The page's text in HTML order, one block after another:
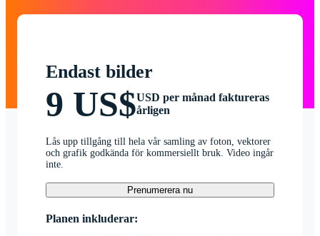
Endast bilder
9 US$USD per månad faktureras
årligen
Lås upp tillgång till hela vår samling av foton, vektorer
och grafik godkända för kommersiellt bruk. Video ingår
inte.
Prenumerera nu
Planen inkluderar: